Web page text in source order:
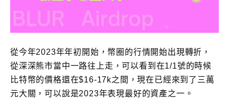
從今年2023年年初開始，幣圈的行情開始出現轉折，
從深深熊市當中一路往上走，可以看到在1/1號的時候
比特幣的價格還在$16-17k之間，現在已經來到了三萬
元大關，可以說是2023年表現最好的資產之一。